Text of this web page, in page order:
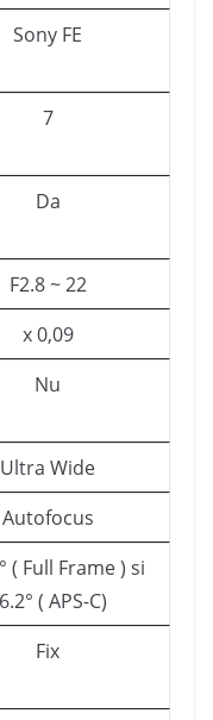
Sony FE
7
Da
F2.8 ~ 22
x 0,09
Nu
Ultra Wide
Autofocus
( Full Frame ) si
( APS-C)
Fix